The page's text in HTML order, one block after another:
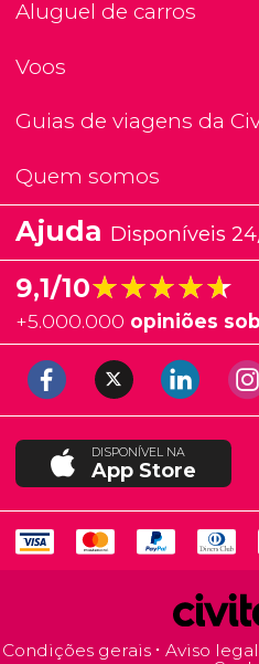
Aluguel de carros
Voos
Guias de viagens da
Quem somos
Ajuda Disponíveis
9,1/10★★★★★
★★★★★
+5.000.000 opiniões
DISPONÍVEL NA
App Store
Condições gerais Aviso legal